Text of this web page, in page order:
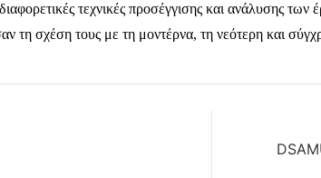
τεχνικές προσέγγισης και ανάλυσης των
τη σχέση τους με τη μοντέρνα, τη νεότερη και